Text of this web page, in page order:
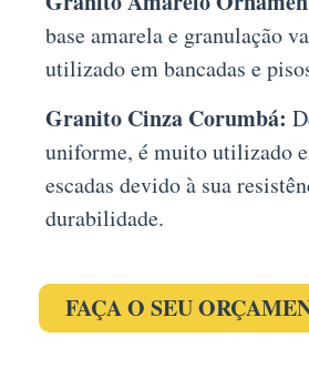
base amarela e granulação
utilizado em bancadas e
Granito Cinza Corumbá:
uniforme, é muito utilizado
escadas devido à sua
durabilidade.
FAÇA O SEU